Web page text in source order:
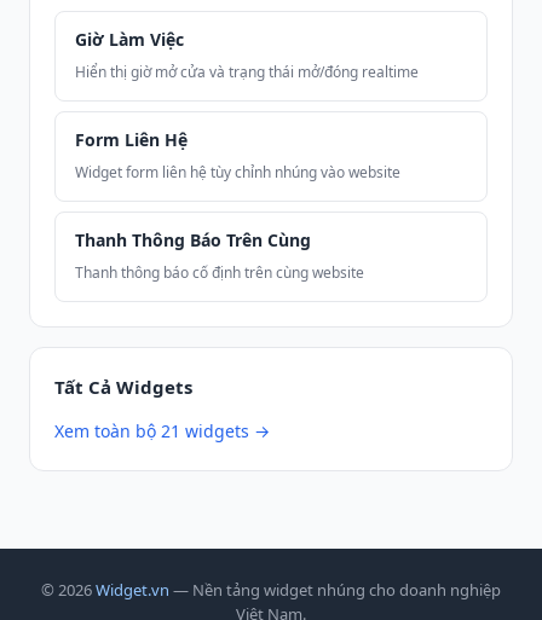
Giờ Làm Việc
Hiển thị giờ mở cửa và trạng thái mở/đóng realtime
Form Liên Hệ
Widget form liên hệ tùy chỉnh nhúng vào website
Thanh Thông Báo Trên Cùng
Thanh thông báo cố định trên cùng website
Tất Cả Widgets
Xem toàn bộ 21 widgets →
© 2026Widget.vn — Nền tảng widget nhúng cho doanh nghiệp
Việt Nam.